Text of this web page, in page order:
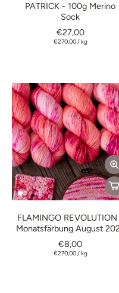
PATRICK - 100g Merino
Sock
€27,00
€270,00/kg
FLAMINGO
Monatsfärbung August
€8,00
€270,00/kg